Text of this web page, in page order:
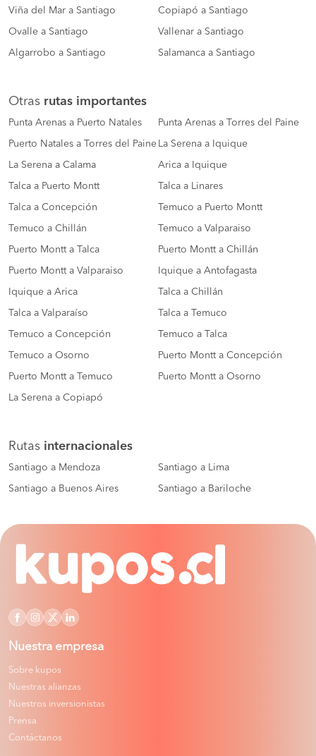
Viña del Mar a Santiago Copiapó a Santiago
Ovalle a Santiago Vallenar a Santiago
Algarrobo a Santiago Salamanca a Santiago
Otras rutas importantes
Punta Arenas a Puerto Natales Punta Arenas a Torres del Paine
Puerto Natales a Torres del Paine La Serena a Iquique
La Serena a Calama Arica a Iquique
Talca a Puerto Montt Talca a Linares
Talca a Concepción Temuco a Puerto Montt
Temuco a Chillán Temuco a Valparaiso
Puerto Montt a Talca Puerto Montt a Chillán
Puerto Montt a Valparaiso Iquique a Antofagasta
Iquique a Arica Talca a Chillán
Talca a Valparaíso Talca a Temuco
Temuco a Concepción Temuco a Talca
Temuco a Osorno Puerto Montt a Concepción
Puerto Montt a Temuco Puerto Montt a Osorno
La Serena a Copiapó
Rutas internacionales
Santiago a Mendoza Santiago a Lima
Santiago a Buenos Aires Santiago a Bariloche
Nuestra empresa
Sobre kupos
Nuestras alianzas
Nuestros inversionistas
Prensa
Contáctanos